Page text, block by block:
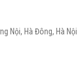
Nội, Hà Đông, Hà Nội